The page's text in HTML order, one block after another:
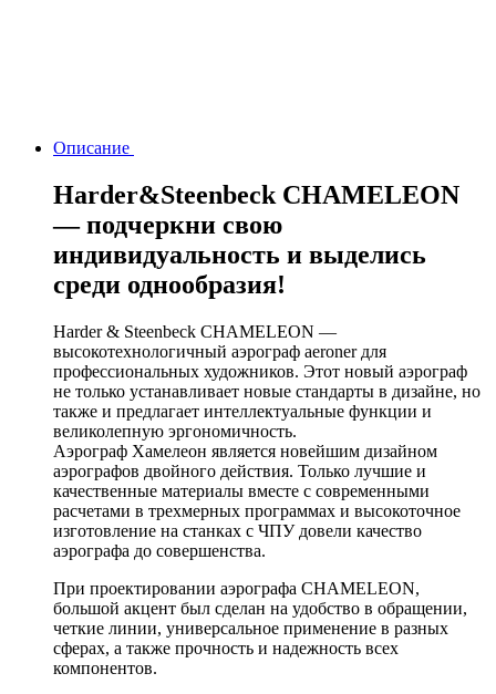
Описание
Harder&Steenbeck CHAMELEON
— подчеркни свою
индивидуальность и выделись
среди однообразия!
Harder & Steenbeck CHAMELEON —
высокотехнологичный аэрограф aeroner для
профессиональных художников. Этот новый аэрограф
не только устанавливает новые стандарты в дизайне, но
также и предлагает интеллектуальные функции и
великолепную эргономичность.
Аэрограф Хамелеон является новейшим дизайном
аэрографов двойного действия. Только лучшие и
качественные материалы вместе с современными
расчетами в трехмерных программах и высокоточное
изготовление на станках с ЧПУ довели качество
аэрографа до совершенства.
При проектировании аэрографа CHAMELEON,
большой акцент был сделан на удобство в обращении,
четкие линии, универсальное применение в разных
сферах, а также прочность и надежность всех
компонентов.